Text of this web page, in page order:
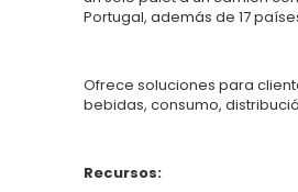
Portugal, además de 17
Ofrece soluciones para
bebidas, consumo,
Recursos: